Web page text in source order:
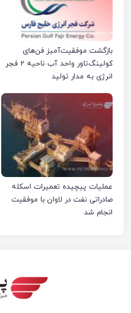
بازگشت موفقیت‌آمیز فن‌های
کولینگ‌تاور واحد آب ناحیه ۲ فجر
انرژی به مدار تولید
عملیات پیچیده تعمیرات اسکله
صادراتی نفت در لاوان با موفقیت
انجام شد